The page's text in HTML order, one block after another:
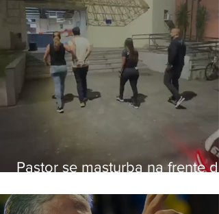
Pastor se masturba na frente de